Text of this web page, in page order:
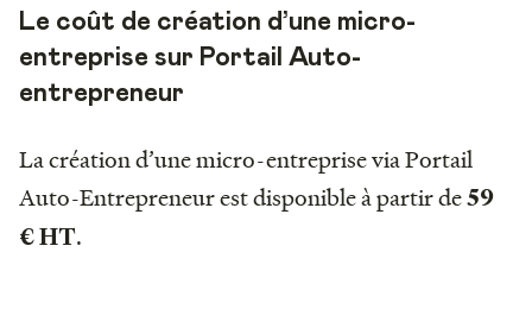
Le coût de création d’une micro-
entreprise sur Portail Auto-
entrepreneur
La création d’une micro-entreprise via Portail
Auto-Entrepreneur est disponible à partir de59
€ HT.